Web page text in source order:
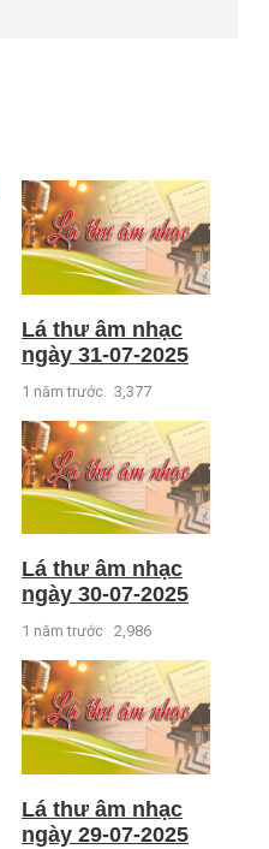
Lá thư âm nhạc
ngày 31-07-2025
1 năm trước 3,377
Lá thư âm nhạc
ngày 30-07-2025
1 năm trước 2,986
Lá thư âm nhạc
ngày 29-07-2025